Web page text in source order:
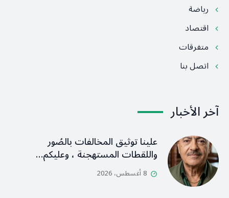
رياضة
اقتصاد
متفرقات
اتصل بنا
آخر الأخبار
علينا توثيق المخالفات بالصُور
واللقطات المستهجنة ، وعليكم…
8 أغسطس، 2026